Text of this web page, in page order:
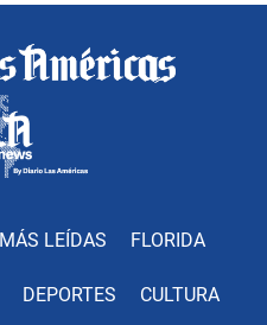
MÁS LEÍDAS FLORIDA
DEPORTES CULTURA